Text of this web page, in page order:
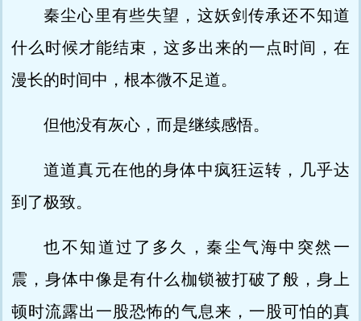
秦尘心里有些失望，这妖剑传承还不知道
什么时候才能结束，这多出来的一点时间，在
漫长的时间中，根本微不足道。
但他没有灰心，而是继续感悟。
道道真元在他的身体中疯狂运转，几乎达
到了极致。
也不知道过了多久，秦尘气海中突然一
震，身体中像是有什么枷锁被打破了般，身上
顿时流露出一股恐怖的气息来，一股可怕的真